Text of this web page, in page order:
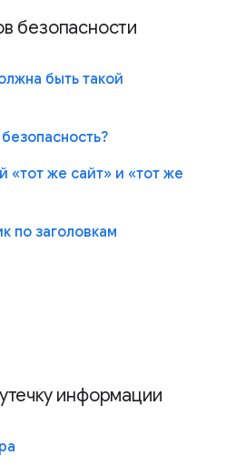
безопасности
быть такой
«тот же сайт» и «тот же
по заголовкам
информации